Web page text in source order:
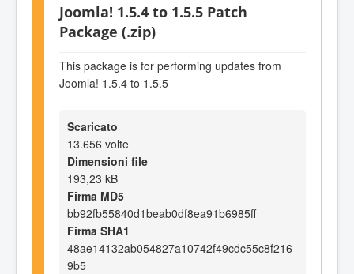
Joomla! 1.5.4 to 1.5.5 Patch
Package (.zip)
This package is for performing updates from
Joomla! 1.5.4 to 1.5.5
Scaricato
13.656 volte
Dimensioni file
193,23 kB
Firma MD5
bb92fb55840d1beab0df8ea91b6985ff
Firma SHA1
48ae14132ab054827a10742f49cdc55c8f216
9b5